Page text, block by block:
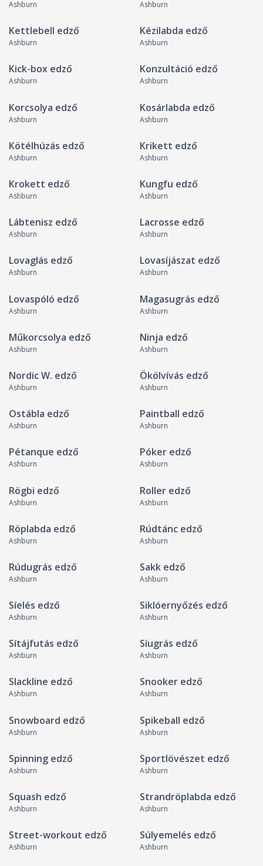
Ashburn Ashburn
Kettlebell edző
Ashburn
Kézilabda edző
Ashburn
Kick-box edző
Ashburn
Konzultáció edző
Ashburn
Korcsolya edző
Ashburn
Kosárlabda edző
Ashburn
Kötélhúzás edző
Ashburn
Krikett edző
Ashburn
Krokett edző
Ashburn
Kungfu edző
Ashburn
Lábtenisz edző
Ashburn
Lacrosse edző
Ashburn
Lovaglás edző
Ashburn
Lovasíjászat edző
Ashburn
Lovaspóló edző
Ashburn
Magasugrás edző
Ashburn
Műkorcsolya edző
Ashburn
Ninja edző
Ashburn
Nordic W. edző
Ashburn
Ökölvívás edző
Ashburn
Ostábla edző
Ashburn
Paintball edző
Ashburn
Pétanque edző
Ashburn
Póker edző
Ashburn
Rögbi edző
Ashburn
Roller edző
Ashburn
Röplabda edző
Ashburn
Rúdtánc edző
Ashburn
Rúdugrás edző
Ashburn
Sakk edző
Ashburn
Síelés edző
Ashburn
Siklóernyőzés edző
Ashburn
Sítájfutás edző
Ashburn
Síugrás edző
Ashburn
Slackline edző
Ashburn
Snooker edző
Ashburn
Snowboard edző
Ashburn
Spikeball edző
Ashburn
Spinning edző
Ashburn
Sportlövészet edző
Ashburn
Squash edző
Ashburn
Strandröplabda edző
Ashburn
Street-workout edző
Ashburn
Súlyemelés edző
Ashburn